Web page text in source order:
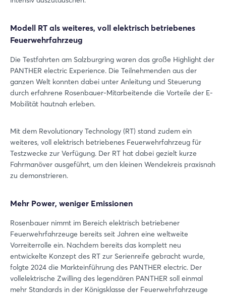
Modell RT als weiteres, voll elektrisch betriebenes
Feuerwehrfahrzeug
Die Testfahrten am Salzburgring waren das große Highlight der
PANTHER electric Experience. Die Teilnehmenden aus der
ganzen Welt konnten dabei unter Anleitung und Steuerung
durch erfahrene Rosenbauer-Mitarbeitende die Vorteile der E-
Mobilität hautnah erleben.
Mit dem Revolutionary Technology (RT) stand zudem ein
weiteres, voll elektrisch betriebenes Feuerwehrfahrzeug für
Testzwecke zur Verfügung. Der RT hat dabei gezielt kurze
Fahrmanöver ausgeführt, um den kleinen Wendekreis praxisnah
zu demonstrieren.
Mehr Power, weniger Emissionen
Rosenbauer nimmt im Bereich elektrisch betriebener
Feuerwehrfahrzeuge bereits seit Jahren eine weltweite
Vorreiterrolle ein. Nachdem bereits das komplett neu
entwickelte Konzept des RT zur Serienreife gebracht wurde,
folgte 2024 die Markteinführung des PANTHER electric. Der
vollelektrische Zwilling des legendären PANTHER soll einmal
mehr Standards in der Königsklasse der Feuerwehrfahrzeuge